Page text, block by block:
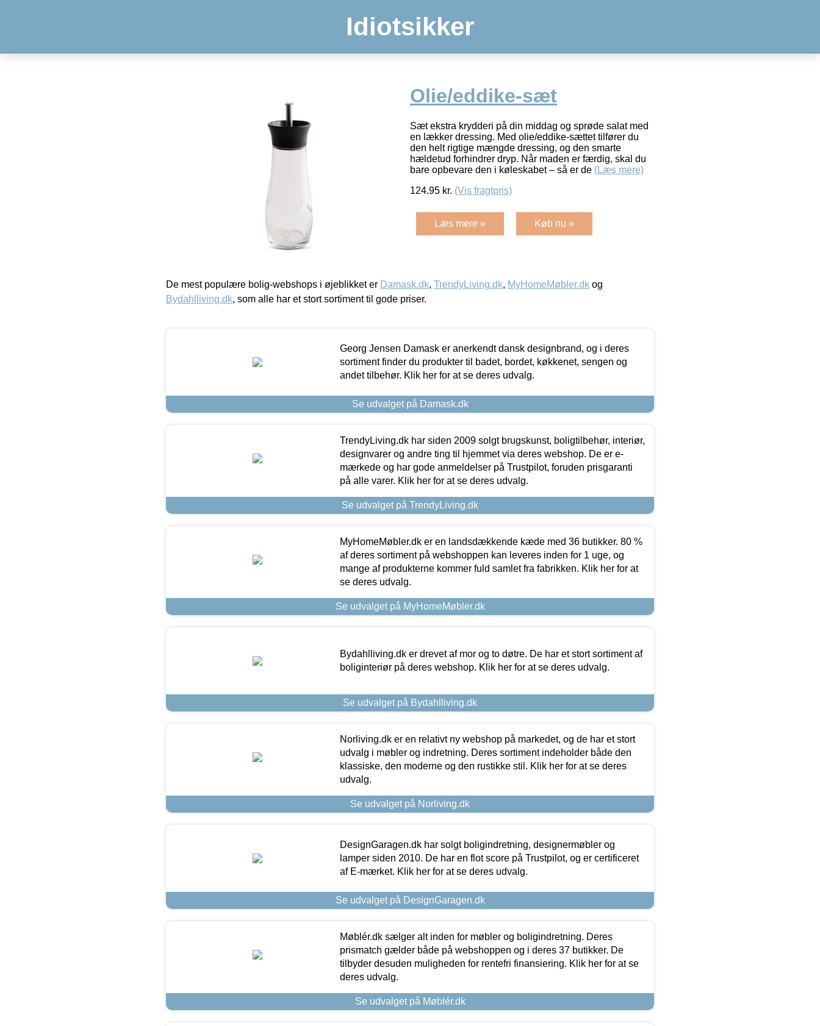
Idiotsikker
Olie/eddike-sæt
Sæt ekstra krydderi på din middag og sprøde salat med
en lækker dressing. Med olie/eddike-sættet tilfører du
den helt rigtige mængde dressing, og den smarte
hældetud forhindrer dryp. Når maden er færdig, skal du
bare opbevare den i køleskabet – så er de (Læs mere)
124.95 kr. (Vis fragtpris)
Læs mere » Køb nu »
De mest populære bolig-webshops i øjeblikket er Damask.dk, TrendyLiving.dk, MyHomeMøbler.dk og
Bydahlliving.dk, som alle har et stort sortiment til gode priser.
Georg Jensen Damask er anerkendt dansk designbrand, og i deres
sortiment finder du produkter til badet, bordet, køkkenet, sengen og
andet tilbehør. Klik her for at se deres udvalg.
Se udvalget på Damask.dk
TrendyLiving.dk har siden 2009 solgt brugskunst, boligtilbehør, interiør,
designvarer og andre ting til hjemmet via deres webshop. De er e-
mærkede og har gode anmeldelser på Trustpilot, foruden prisgaranti
på alle varer. Klik her for at se deres udvalg.
Se udvalget på TrendyLiving.dk
MyHomeMøbler.dk er en landsdækkende kæde med 36 butikker. 80 %
af deres sortiment på webshoppen kan leveres inden for 1 uge, og
mange af produkterne kommer fuld samlet fra fabrikken. Klik her for at
se deres udvalg.
Se udvalget på MyHomeMøbler.dk
Bydahlliving.dk er drevet af mor og to døtre. De har et stort sortiment af
boliginteriør på deres webshop. Klik her for at se deres udvalg.
Se udvalget på Bydahlliving.dk
Norliving.dk er en relativt ny webshop på markedet, og de har et stort
udvalg i møbler og indretning. Deres sortiment indeholder både den
klassiske, den moderne og den rustikke stil. Klik her for at se deres
udvalg.
Se udvalget på Norliving.dk
DesignGaragen.dk har solgt boligindretning, designermøbler og
lamper siden 2010. De har en flot score på Trustpilot, og er certificeret
af E-mærket. Klik her for at se deres udvalg.
Se udvalget på DesignGaragen.dk
Møblér.dk sælger alt inden for møbler og boligindretning. Deres
prismatch gælder både på webshoppen og i deres 37 butikker. De
tilbyder desuden muligheden for rentefri finansiering. Klik her for at se
deres udvalg.
Se udvalget på Møblér.dk